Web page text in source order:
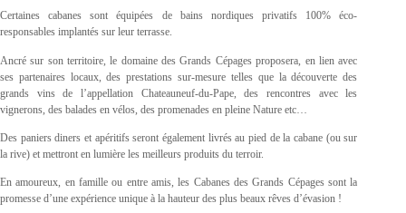
Certaines cabanes sont équipées de bains nordiques privatifs 100% éco-
responsables implantés sur leur terrasse.
Ancré sur son territoire, le domaine des Grands Cépages proposera, en lien avec
ses partenaires locaux, des prestations sur-mesure telles que la découverte des
grands vins de l’appellation Chateauneuf-du-Pape, des rencontres avec les
vignerons, des balades en vélos, des promenades en pleine Nature etc…
Des paniers diners et apéritifs seront également livrés au pied de la cabane (ou sur
la rive) et mettront en lumière les meilleurs produits du terroir.
En amoureux, en famille ou entre amis, les Cabanes des Grands Cépages sont la
promesse d’une expérience unique à la hauteur des plus beaux rêves d’évasion !